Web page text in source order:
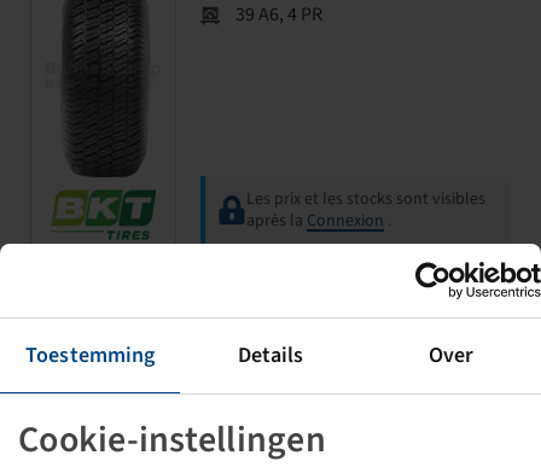
Toestemming Details Over
Cookie-instellingen
39 A6, 4 PR
Les prix et les stocks sont visibles
après la Connexion .
13 x 5.00 - 6
LG RIB